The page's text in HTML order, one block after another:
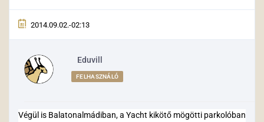
2014.09.02.-02:13
Eduvill
FELHASZNÁLÓ
Végül is Balatonalmádiban, a Yacht kikötő mögötti parkolóban